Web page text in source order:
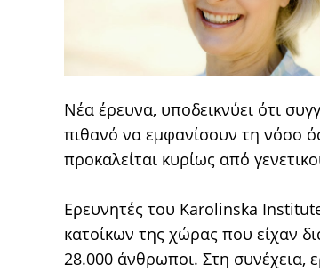
Νέα έρευνα, υποδεικνύει ότι
πιθανό να εμφανίσουν τη νόσο
προκαλείται κυρίως από
Ερευνητές του Karolinska
κατοίκων της χώρας που είχαν
28.000 άνθρωποι. Στη συνέχεια,